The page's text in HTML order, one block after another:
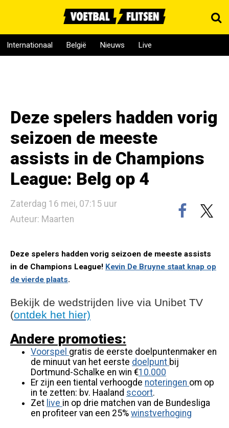
Internationaal België Nieuws Live
Deze spelers hadden vorig
seizoen de meeste
assists in de Champions
League: Belg op 4
Zaterdag 16 mei, 07:15 uur
Auteur: Maarten
Deze spelers hadden vorig seizoen de meeste assists
in de Champions League! Kevin De Bruyne staat knap op
de vierde plaats.
Bekijk de wedstrijden live via Unibet TV
(ontdek het hier)
Andere promoties:
Voorspel gratis de eerste doelpuntenmaker en
de minuut van het eerste doelpunt bij
Dortmund-Schalke en win €10.000
Er zijn een tiental verhoogde noteringen om op
in te zetten: bv. Haaland scoort.
Zet live in op drie matchen van de Bundesliga
en profiteer van een 25% winstverhoging